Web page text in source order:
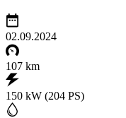
02.09.2024
107 km
150 kW (204 PS)